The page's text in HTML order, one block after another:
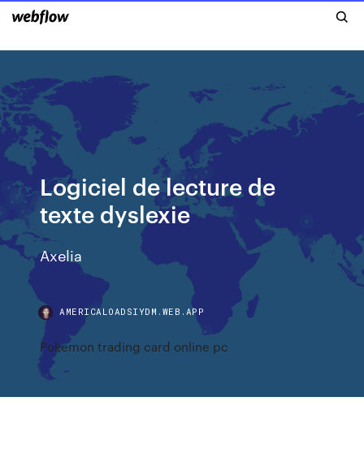
Logiciel de lecture de
texte dyslexie
Axelia
AMERICALOADSIYDM.WEB.APP
Pokemon trading card online pc